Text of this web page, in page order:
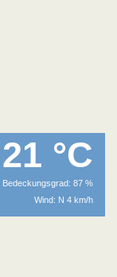
21 °C
Bedeckungsgrad: 87 %
Wind: N 4 km/h